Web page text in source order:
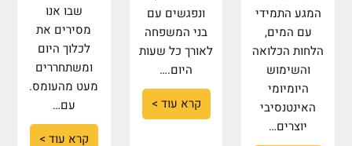
המגע התמידי
עם המים,
הלחות הכלואה
והשימוש
היומיומי
האינטנסיבי
יוצרים…
ונפגשים עם
בני המשפחה
לאורך כל שעות
היום.…
קרא עוד >
שבו אנו
מסירים את
לכלוך היום
ומשתחררים
מעט מהעומס.
עם…
קרא עוד >